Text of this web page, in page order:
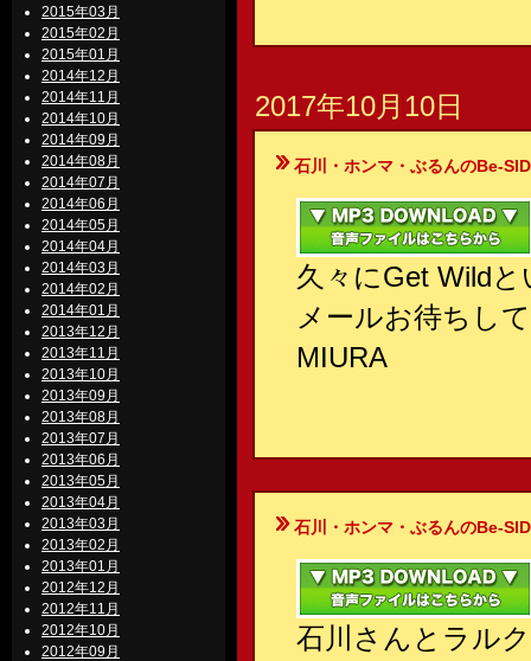
2015年03月
2015年02月
2015年01月
2014年12月
2014年11月
2014年10月
2014年09月
2014年08月
2014年07月
2014年06月
2014年05月
2014年04月
2014年03月
2014年02月
2014年01月
2013年12月
2013年11月
2013年10月
2013年09月
2013年08月
2013年07月
2013年06月
2013年05月
2013年04月
2013年03月
2013年02月
2013年01月
2012年12月
2012年11月
2012年10月
2012年09月
2017年10月10日
石川・ホンマ・ぶるんのBe-
久々にGet Wild
メールお待ちし
MIURA
石川・ホンマ・ぶるんのBe-
石川さんとラル